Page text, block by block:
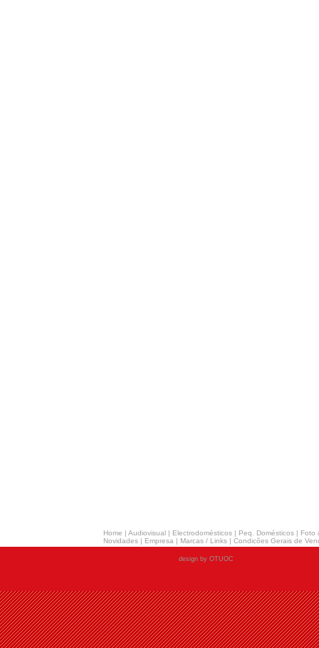
Home | Audiovisual | Electrodomésticos | Peq. Domésticos | Foto
Novidades | Empresa | Marcas / Links | Condicões Gerais de
design by OTUOC